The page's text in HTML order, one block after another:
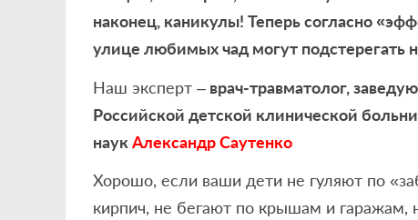
наконец, каникулы! Теперь согласно
улице любимых чад могут подстерегать
Наш эксперт – врач-травматолог,
Российской детской клинической
наук Александр Саутенко
Хорошо, если ваши дети не гуляют по
кирпич, не бегают по крышам и